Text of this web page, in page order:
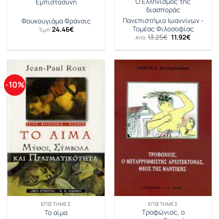
Εμπιστοσύνη
Φουκουγιάμα Φράνσις
Τιμή: 24.46€
διασποράς
Πανεπιστήμιο Ιωαννίνων -
Τομέας Φιλοσοφίας
Από: 13.25€ Original
price
was:
11.92€Η
τιμή
11.92€.
-10%
ΕΠΙΣΤΉΜΕΣ
Το αίμα
ΕΠΙΣΤΉΜΕΣ
Τροφώνιος, ο